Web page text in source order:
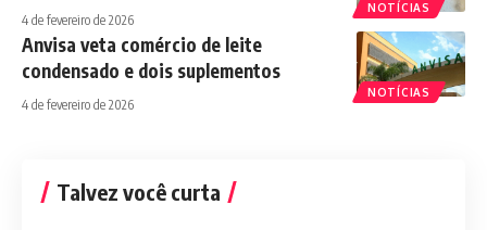
NOTÍCIAS
4 de fevereiro de 2026
NOTÍCIAS
Anvisa veta comércio de leite
condensado e dois suplementos
4 de fevereiro de 2026
Talvez você curta